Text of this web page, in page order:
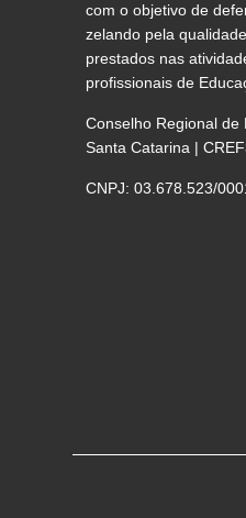
com o objetivo de
zelando pela
prestados nas
profissionais de
Conselho Regional de
Santa Catarina |
CNPJ: 03.678.523/